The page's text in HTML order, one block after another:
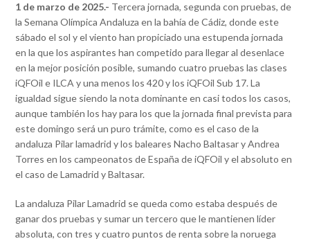
1 de marzo de 2025.- Tercera jornada, segunda con pruebas, de
la Semana Olímpica Andaluza en la bahía de Cádiz, donde este
sábado el sol y el viento han propiciado una estupenda jornada
en la que los aspirantes han competido para llegar al desenlace
en la mejor posición posible, sumando cuatro pruebas las clases
iQFOil e ILCA y una menos los 420 y los iQFOil Sub 17. La
igualdad sigue siendo la nota dominante en casi todos los casos,
aunque también los hay para los que la jornada final prevista para
este domingo será un puro trámite, como es el caso de la
andaluza Pilar lamadrid y los baleares Nacho Baltasar y Andrea
Torres en los campeonatos de España de iQFOil y el absoluto en
el caso de Lamadrid y Baltasar.
La andaluza Pilar Lamadrid se queda como estaba después de
ganar dos pruebas y sumar un tercero que le mantienen líder
absoluta, con tres y cuatro puntos de renta sobre la noruega